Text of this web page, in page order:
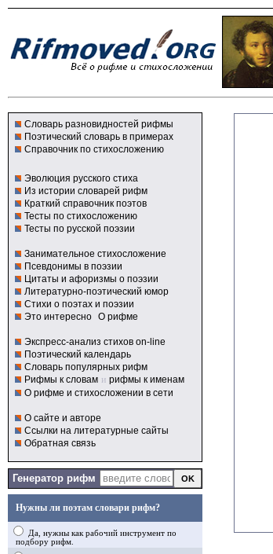
Словарь разновидностей рифмы
Поэтический словарь в примерах
Справочник по стихосложению
Эволюция русского стиха
Из истории словарей рифм
Краткий справочник поэтов
Тесты по стихосложению
Тесты по русской поэзии
Занимательное стихосложение
Псевдонимы в поэзии
Цитаты и афоризмы о поэзии
Литературно-поэтический юмор
Стихи о поэтах и поэзии
Это интересно О рифме
Экспресс-анализ стихов on-line
Поэтический календарь
Словарь популярных рифм
Рифмы к словам и рифмы к именам
О рифме и стихосложении в сети
О сайте и авторе
Ссылки на литературные сайты
Обратная связь
Генератор рифм
Нужны ли поэтам словари рифм?
Да, нужны как рабочий инструмент по
подбору рифм.